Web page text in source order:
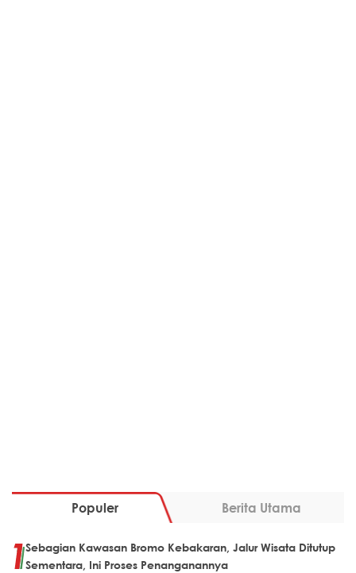
Populer Berita Utama
Sebagian Kawasan Bromo Kebakaran, Jalur Wisata Ditutup
Sementara, Ini Proses Penanganannya